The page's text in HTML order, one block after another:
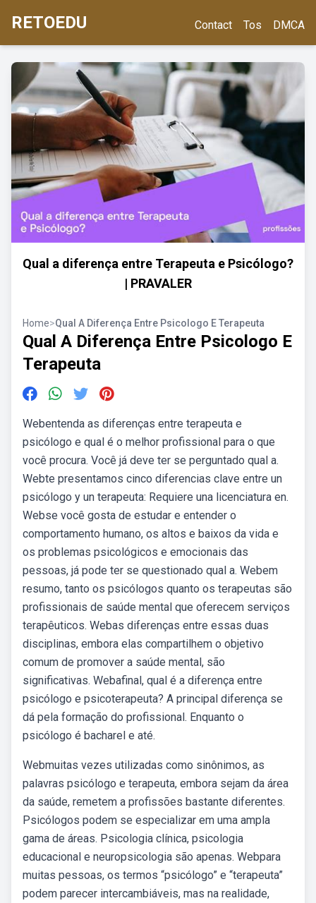
RETOEDU Contact Tos DMCA
Qual a diferença entre Terapeuta e Psicólogo?
| PRAVALER
Home>Qual A Diferença Entre Psicologo E Terapeuta
Qual A Diferença Entre Psicologo E
Terapeuta
Webentenda as diferenças entre terapeuta e
psicólogo e qual é o melhor profissional para o que
você procura. Você já deve ter se perguntado qual a.
Webte presentamos cinco diferencias clave entre un
psicólogo y un terapeuta: Requiere una licenciatura en.
Webse você gosta de estudar e entender o
comportamento humano, os altos e baixos da vida e
os problemas psicológicos e emocionais das
pessoas, já pode ter se questionado qual a. Webem
resumo, tanto os psicólogos quanto os terapeutas são
profissionais de saúde mental que oferecem serviços
terapêuticos. Webas diferenças entre essas duas
disciplinas, embora elas compartilhem o objetivo
comum de promover a saúde mental, são
significativas. Webafinal, qual é a diferença entre
psicólogo e psicoterapeuta? A principal diferença se
dá pela formação do profissional. Enquanto o
psicólogo é bacharel e até.
Webmuitas vezes utilizadas como sinônimos, as
palavras psicólogo e terapeuta, embora sejam da área
da saúde, remetem a profissões bastante diferentes.
Psicólogos podem se especializar em uma ampla
gama de áreas. Psicologia clínica, psicologia
educacional e neuropsicologia são apenas. Webpara
muitas pessoas, os termos “psicólogo” e “terapeuta”
podem parecer intercambiáveis, mas na realidade,